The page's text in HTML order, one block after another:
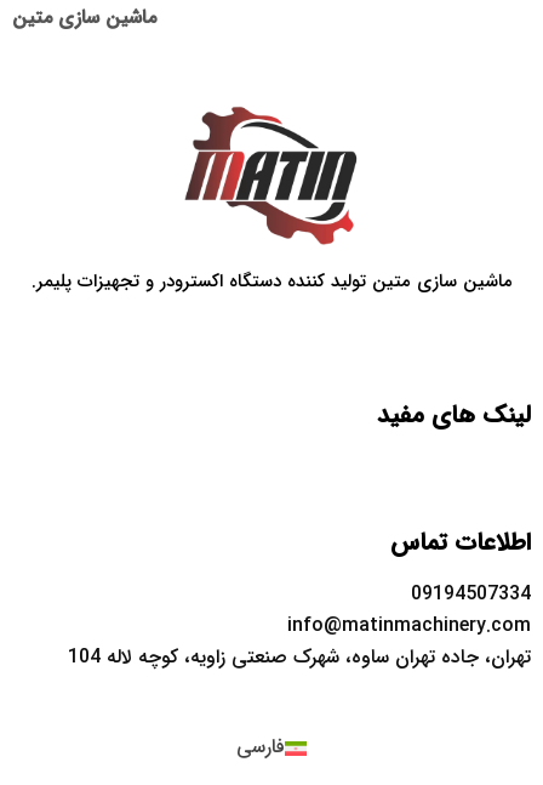
ماشین سازی متین
ماشین سازی متین تولید کننده دستگاه اکسترودر و تجهیزات پلیمر.
لینک های مفید
اطلاعات تماس
09194507334
info@matinmachinery.com
تهران، جاده تهران ساوه، شهرک صنعتی زاویه، کوچه لاله 104
فارسی